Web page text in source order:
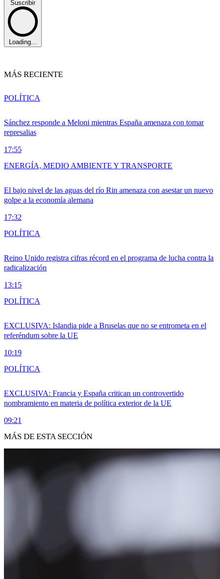
Suscribir
Loading...
MÁS RECIENTE
Sánchez responde a Meloni mientras España amenaza con tomar
represalias
17:55
POLÍTICA
El bajo nivel de las aguas del río Rin amenaza con asestar un nuevo
golpe a la economía alemana
17:32
ENERGÍA, MEDIO AMBIENTE Y TRANSPORTE
Reino Unido registra cifras récord en el programa de lucha contra la
radicalización
13:15
POLÍTICA
EXCLUSIVA: Islandia pide a Bruselas que no se entrometa en el
referéndum sobre la UE
10:19
POLÍTICA
EXCLUSIVA: Francia y España critican un controvertido
nombramiento en materia de política exterior de la UE
09:21
POLÍTICA
MÁS DE ESTA SECCIÓN